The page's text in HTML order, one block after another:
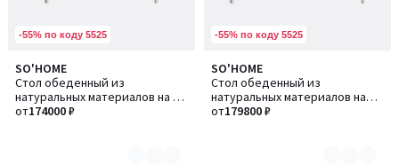
-55% по коду 5525
SO'HOME
Стол обеденный из
натуральных материалов на 4
персоны
от174000 ₽
Количество
цветов:
5
-55% по коду 5525
SO'HOME
Стол обеденный из
натуральных материалов на
4/5 персон
от179800 ₽
Количество
цветов:
5